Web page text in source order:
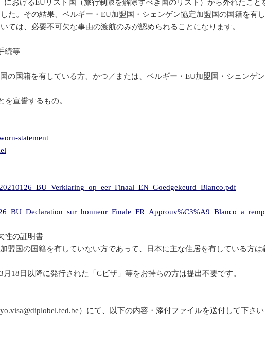
におけるEUリスト国（旅行制限を解除すべき国のリスト）から外れたこと
た。その結果、ベルギー・EU加盟国・シェンゲン協定加盟国の国籍を有
ては、必要不可欠な事由の渡航のみが認められることになります。
続等
の国籍を有している方、かつ／または、ベルギー・EU加盟国・シェンゲ
宣誓するもの。
statement
性の証明書
盟国の国籍を有していない方であって、日本に主な住居を有している方は
18日以降に発行された「Cビザ」等をお持ちの方は提出不要です。
）にて、以下の内容・添付ファイルを送付して下さ